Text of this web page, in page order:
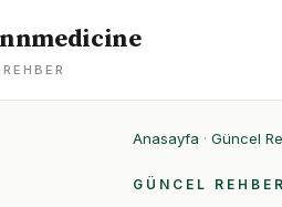
Anasayfa · Güncel
GÜNCEL REHBER